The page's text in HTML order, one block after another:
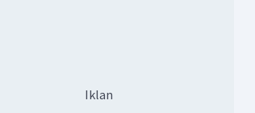
Iklan